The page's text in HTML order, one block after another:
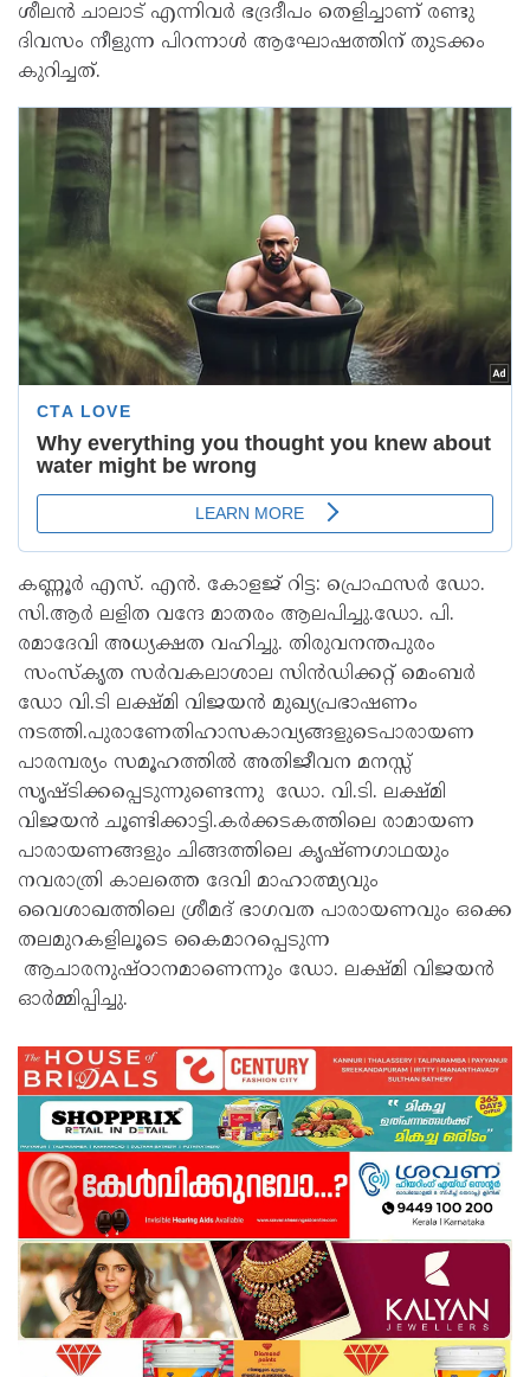
ശീലൻ ചാലാട് എന്നിവർ ഭദ്രദീപം തെളിച്ചാണ് രണ്ടു
ദിവസം നീളുന്ന പിറന്നാൾ ആഘോഷത്തിന് തുടക്കം
കുറിച്ചത്.
കണ്ണൂർ എസ്. എൻ. കോളജ് റിട്ട: പ്രൊഫസർ ഡോ.
സി.ആർ ലളിത വന്ദേ മാതരം ആലപിച്ചു.ഡോ. പി.
രമാദേവി അധ്യക്ഷത വഹിച്ചു. തിരുവനന്തപുരം
സംസ്കൃത സർവകലാശാല സിൻഡിക്കറ്റ് മെംബർ
ഡോ വി.ടി ലക്ഷ്മി വിജയൻ മുഖ്യപ്രഭാഷണം
നടത്തി.പുരാണേതിഹാസകാവ്യങ്ങളുടെപാരായണ
പാരമ്പര്യം സമൂഹത്തിൽ അതിജീവന മനസ്സ്
സൃഷ്ടിക്കപ്പെടുന്നുണ്ടെന്നു ഡോ. വി.ടി. ലക്ഷ്മി
വിജയൻ ചൂണ്ടിക്കാട്ടി.കർക്കടകത്തിലെ രാമായണ
പാരായണങ്ങളും ചിങ്ങത്തിലെ കൃഷ്ണഗാഥയും
നവരാത്രി കാലത്തെ ദേവി മാഹാത്മ്യവും
വൈശാഖത്തിലെ ശ്രീമദ് ഭാഗവത പാരായണവും ഒക്കെ
തലമുറകളിലൂടെ കൈമാറപ്പെടുന്ന
ആചാരനുഷ്ഠാനമാണെന്നും ഡോ. ലക്ഷ്മി വിജയൻ
ഓർമ്മിപ്പിച്ചു.